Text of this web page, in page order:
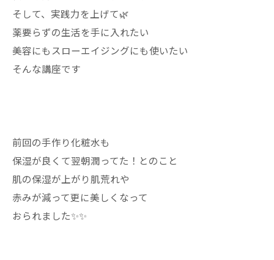
そして、実践力を上げて🌿
薬要らずの生活を手に入れたい
美容にもスローエイジングにも使いたい
そんな講座です
前回の手作り化粧水も
保湿が良くて翌朝潤ってた！とのこと
肌の保湿が上がり肌荒れや
赤みが減って更に美しくなって
おられました✨✨